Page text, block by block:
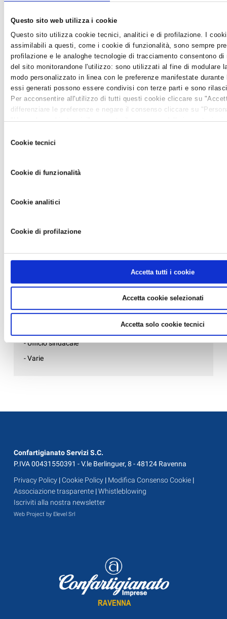
Questo sito web utilizza i cookie
Questo sito utilizza cookie tecnici, analitici e di profilazione. I
assimilabili a questi, come i cookie di funzionalità, sono sempre
profilazione e le analoghe tecnologie di tracciamento consentono
del sito monitorandone l'utilizzo: sono utilizzati al fine di modulare
modo personalizzato in linea con le preferenze manifestate
essi generati possono essere condivisi con terze parti e sono
Per acconsentire all'utilizzo di tutti questi cookie cliccare su
differenziare le preferenze e negare il consenso cliccare su
"Usa solo cookie tecnici" comporta il permanere delle impostazioni
da quelli tecnici. Infine, per avere maggiori informazioni, leggere la
delCookie tecnici
Cookie di funzionalità
Cookie analitici
Cookie di profilazione
Accetta tutti i cookie
Accetta cookie selezionati
Accetta solo cookie tecnici
GROUP INSIEME PER UN BENESSE...
- CAAF CONFARTIGIANATO: ASSISTENZA QUALIFICATA
- DA CONFARTIGIANATO, SE HAI MENO DI 25 ANNI, LA
DICHIARAZIONE DEI REDDI...
- LA TUA AZIENDA E' DAVVERO SOSTENIBILE?...
Altre Gruppo Giovani Imprenditori
Nessuna news per adesso.
- Ambiente, sicurezza e qualità
- AziendePiù
- Credito, bandi e incentivi
- Fisco e consulenza aziendale
- Gruppo Giovani Imprenditori
- Paghe e consulenza del lavoro
- Ufficio sindacale
- Varie
Confartigianato Servizi S.C.
P.IVA 00431550391 - V.le Berlinguer, 8 - 48124 Ravenna
Privacy Policy |Cookie Policy | Modifica Consenso Cookie |
Associazione trasparente |Whistleblowing
Iscriviti alla nostra newsletter
Web Project by Elevel Srl